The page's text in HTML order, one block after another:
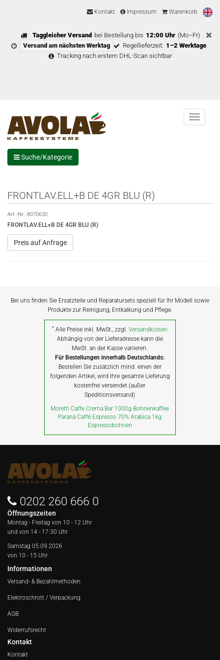
Kontakt Impressum Warenkorb
Taggleicher Versand bei Bestellung bis 12:00 Uhr (Mo–Fr)
Versand am nächsten Werktag
Regellieferzeit: 1–2 Werktage
Tracking nach erstem DHL-Scan sichtbar
Menu
Suche/Kategorie
FRONTLAV.ELL+B DE 4GR BLU (R)
Art.-Nr.: 8070630
FRONTLAV.ELL+B DE 4GR BLU (R)
Preis auf Anfrage
Bei uns finden Sie Ersatzteile und Reparatursets speziell für Ihr Modell sowie
Produkte zur Reinigung, Entkalkung und Pflege.
* Alle Preise inkl. MwSt., zzgl.Versandkosten
Abhängig von der Lieferadresse kann die
MwSt. an der Kasse variieren.
Für Bestellungen innerhalb Deutschlands:
Bestellen Sie zusätzlich mind. einen der
folgenden Artikel, wird Ihre gesamte Lieferung
kostenfrei versendet (außer
Speditionsversand)
Moretti Caffe Crema Bar 1000g Bohnenkaffee
Paranà Caffè Espresso 70% Arabica 1kg
Espressobohnen
0202 260 666 0
Öffnungszeiten
Montag - Freitag von 10 - 12 Uhr
und von 14 - 17:30 Uhr
Samstag 05.09.2026
von 10 - 15 Uhr
Informationen
Versand- & Bezahlmethoden
Elektroschrott / Verpackung
AGB
Widerrufsrecht
Kontakt
Kontakt